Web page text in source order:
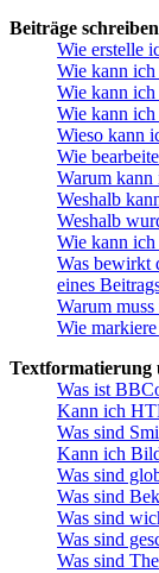
Beiträge schreiben
Wie erstelle
Wie kann ich
Wie kann ich
Wie kann ich
Wieso kann
Wie
Warum kann
Weshalb
Weshalb
Wie kann ich
Was bewirkt
eines
Warum
Wie
Textformatierung
Was ist
Kann ich
Was sind
Kann ich
Was sind
Was sind
Was sind
Was sind
Was sind